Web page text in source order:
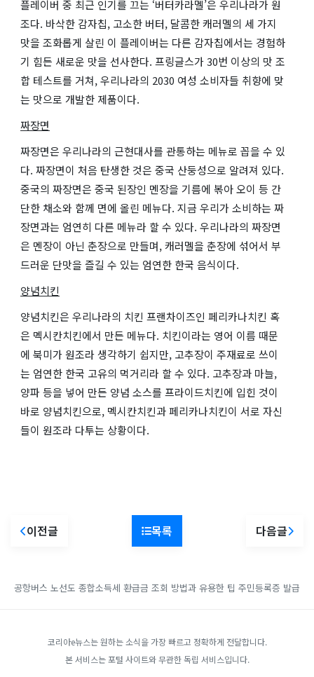
플레이버 중 최근 인기를 끄는 ‘버터카라멜’은 우리나라가 원
조다. 바삭한 감자칩, 고소한 버터, 달콤한 캐러멜의 세 가지
맛을 조화롭게 살린 이 플레이버는 다른 감자칩에서는 경험하
기 힘든 새로운 맛을 선사한다. 프링글스가 30번 이상의 맛 조
합 테스트를 거쳐, 우리나라의 2030 여성 소비자들 취향에 맞
는 맛으로 개발한 제품이다.
짜장면
짜장면은 우리나라의 근현대사를 관통하는 메뉴로 꼽을 수 있
다. 짜장면이 처음 탄생한 것은 중국 산둥성으로 알려져 있다.
중국의 짜장면은 중국 된장인 멘장을 기름에 볶아 오이 등 간
단한 채소와 함께 면에 올린 메뉴다. 지금 우리가 소비하는 짜
장면과는 엄연히 다른 메뉴라 할 수 있다. 우리나라의 짜장면
은 멘장이 아닌 춘장으로 만들며, 캐러멜을 춘장에 섞어서 부
드러운 단맛을 즐길 수 있는 엄연한 한국 음식이다.
양념치킨
양념치킨은 우리나라의 치킨 프랜차이즈인 페리카나치킨 혹
은 멕시칸치킨에서 만든 메뉴다. 치킨이라는 영어 이름 때문
에 북미가 원조라 생각하기 쉽지만, 고추장이 주재료로 쓰이
는 엄연한 한국 고유의 먹거리라 할 수 있다. 고추장과 마늘,
양파 등을 넣어 만든 양념 소스를 프라이드치킨에 입힌 것이
바로 양념치킨으로, 멕시칸치킨과 페리카나치킨이 서로 자신
들이 원조라 다투는 상황이다.
이전글 목록 다음글
공항버스 노선도 종합소득세 환급금 조회 방법과 유용한 팁 주민등록증 발급
코리아e뉴스는 원하는 소식을 가장 빠르고 정확하게 전달합니다.
본 서비스는 포털 사이트와 무관한 독립 서비스입니다.